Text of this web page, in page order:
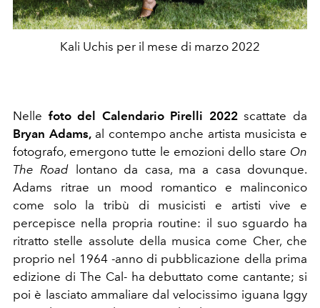
Kali Uchis per il mese di marzo 2022
Nelle foto del Calendario Pirelli 2022scattate da
Bryan Adams,al contempo anche artista musicista e
fotografo, emergono tutte le emozioni dello stare On
The Road lontano da casa, ma a casa dovunque.
Adams ritrae un mood romantico e malinconico
come solo la tribù di musicisti e artisti vive e
percepisce nella propria routine: il suo sguardo ha
ritratto stelle assolute della musica come Cher, che
proprio nel 1964 -anno di pubblicazione della prima
edizione di The Cal- ha debuttato come cantante; si
poi è lasciato ammaliare dal velocissimo iguana Iggy